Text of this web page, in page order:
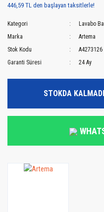
446,59 TL den başlayan taksitlerle!
Kategori
Lavabo
Marka
Artema
Stok Kodu
A4273126
Garanti Süresi
24 Ay
STOKDA